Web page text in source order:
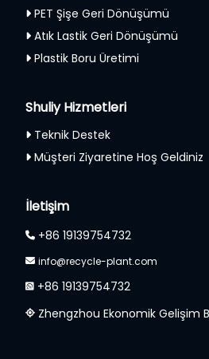
PET Şişe Geri Dönüşümü
Atık Lastik Geri Dönüşümü
Plastik Boru Üretimi
Shuliy Hizmetleri
Teknik Destek
Müşteri Ziyaretine Hoş Geldiniz
İletişim
+86 19139754732
info@recycle-plant.com
+86 19139754732
Zhengzhou Ekonomik Gelişim